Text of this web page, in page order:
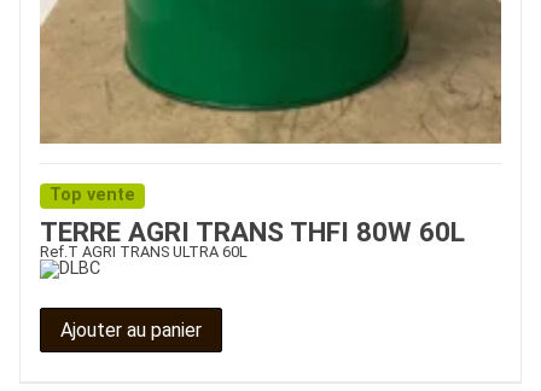
Top vente
TERRE AGRI TRANS THFI 80W 60L
Ref. T AGRI TRANS ULTRA 60L
Ajouter au panier